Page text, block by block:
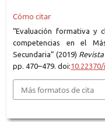
Cómo citar
“Evaluación formativa y
competencias en el
Secundaria” (2019)
pp. 470–479. doi:
Más formatos de cita